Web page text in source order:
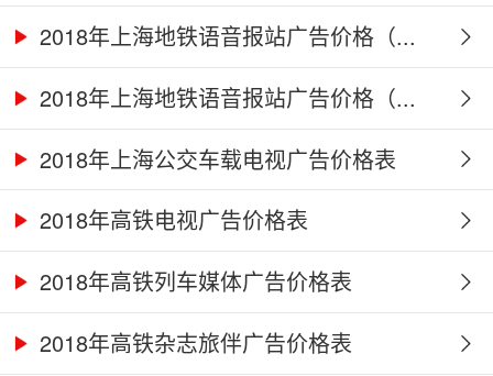
2018年上海地铁语音报站广告价格（...
2018年上海地铁语音报站广告价格（...
2018年上海公交车载电视广告价格表
2018年高铁电视广告价格表
2018年高铁列车媒体广告价格表
2018年高铁杂志旅伴广告价格表